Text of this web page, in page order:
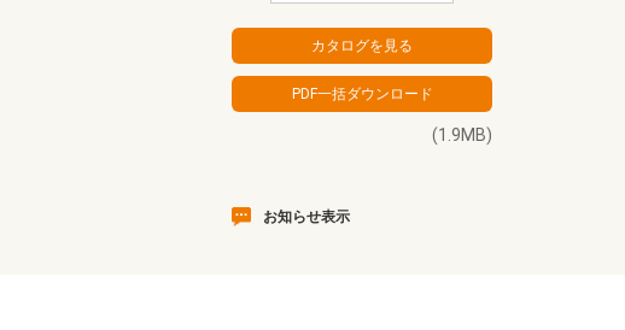
(1.9MB)
お知らせ表示